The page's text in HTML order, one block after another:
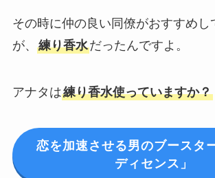
その時に仲の良い同僚がおすすめし
が、 練り香水だったんですよ。
アナタは練り香水使っていますか？
恋を加速させる男のブースタ
ディセンス」